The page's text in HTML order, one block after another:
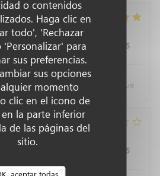
o contenidos
Haga clic en
todo', 'Rechazar
para
sus preferencias.
sus opciones
momento
clic en el icono de
la parte inferior
de las páginas del
sitio.
aceptar todas
3
5/5 Menú: 5/5 Calidad / Precio /5
avec un accueil très sympathique
2
/5